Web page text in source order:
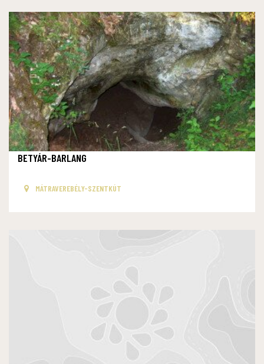
BETYÁR-BARLANG
MÁTRAVEREBÉLY-SZENTKÚT